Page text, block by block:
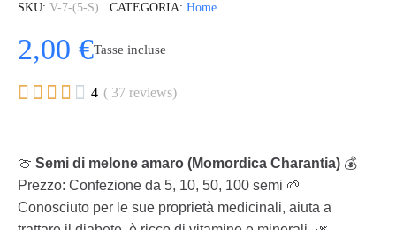
SKU V-7-(5-S) CATEGORIA Home
2,00 €Tasse incluse
     4 ( 37 reviews)
🍈 Semi di melone amaro (Momordica Charantia) 💰
Prezzo: Confezione da 5, 10, 50, 100 semi 🌱
Conosciuto per le sue proprietà medicinali, aiuta a